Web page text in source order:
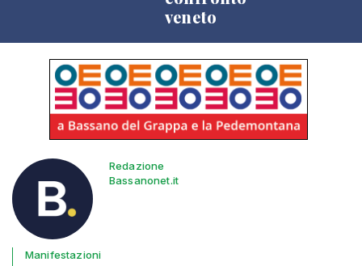
veneto
Redazione
Bassanonet.it
Manifestazioni